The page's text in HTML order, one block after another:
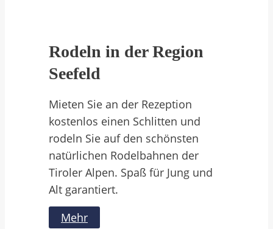
Rodeln in der Region
Seefeld
Mieten Sie an der Rezeption
kostenlos einen Schlitten und
rodeln Sie auf den schönsten
natürlichen Rodelbahnen der
Tiroler Alpen. Spaß für Jung und
Alt garantiert.
Mehr